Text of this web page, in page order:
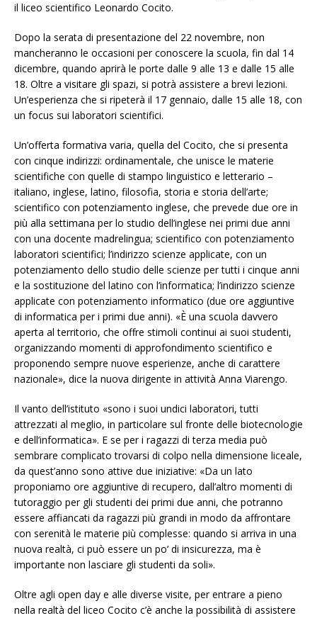
il liceo scientifico Leonardo Cocito.
Dopo la serata di presentazione del 22 novembre, non
mancheranno le occasioni per conoscere la scuola, fin dal 14
dicembre, quando aprirà le porte dalle 9 alle 13 e dalle 15 alle
18. Oltre a visitare gli spazi, si potrà assistere a brevi lezioni.
Un’esperienza che si ripeterà il 17 gennaio, dalle 15 alle 18, con
un focus sui laboratori scientifici.
Un’offerta formativa varia, quella del Cocito, che si presenta
con cinque indirizzi: ordinamentale, che unisce le materie
scientifiche con quelle di stampo linguistico e letterario –
italiano, inglese, latino, filosofia, storia e storia dell’arte;
scientifico con potenziamento inglese, che prevede due ore in
più alla settimana per lo studio dell’inglese nei primi due anni
con una docente madrelingua; scientifico con potenziamento
laboratori scientifici; l’indirizzo scienze applicate, con un
potenziamento dello studio delle scienze per tutti i cinque anni
e la sostituzione del latino con l’informatica; l’indirizzo scienze
applicate con potenziamento informatico (due ore aggiuntive
di informatica per i primi due anni). «È una scuola davvero
aperta al territorio, che offre stimoli continui ai suoi studenti,
organizzando momenti di approfondimento scientifico e
proponendo sempre nuove esperienze, anche di carattere
nazionale», dice la nuova dirigente in attività Anna Viarengo.
Il vanto dell’istituto «sono i suoi undici laboratori, tutti
attrezzati al meglio, in particolare sul fronte delle biotecnologie
e dell’informatica». E se per i ragazzi di terza media può
sembrare complicato trovarsi di colpo nella dimensione liceale,
da quest’anno sono attive due iniziative: «Da un lato
proponiamo ore aggiuntive di recupero, dall’altro momenti di
tutoraggio per gli studenti dei primi due anni, che potranno
essere affiancati da ragazzi più grandi in modo da affrontare
con serenità le materie più complesse: quando si arriva in una
nuova realtà, ci può essere un po’ di insicurezza, ma è
importante non lasciare gli studenti da soli».
Oltre agli open day e alle diverse visite, per entrare a pieno
nella realtà del liceo Cocito c’è anche la possibilità di assistere